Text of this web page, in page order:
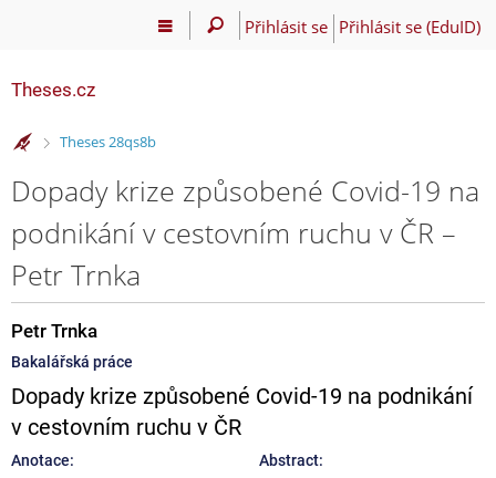
Přihlásit se Přihlásit se (EduID)
Theses.cz
>
Theses 28qs8b
Dopady krize způsobené Covid-19 na
podnikání v cestovním ruchu v ČR –
Petr Trnka
Petr Trnka
Bakalářská práce
Dopady krize způsobené Covid-19 na podnikání
v cestovním ruchu v ČR
Anotace: Abstract: